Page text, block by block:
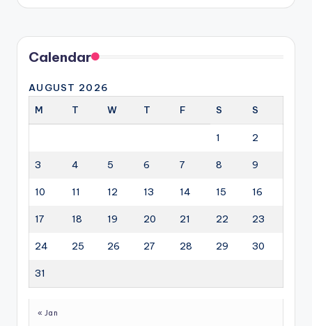
Calendar
AUGUST 2026
M
T W T F S S
1 2
3 4 5 6 7 8 9
10 11 12 13 14 15 16
17 18 19 20 21 22 23
24 25 26 27 28 29 30
31
« Jan